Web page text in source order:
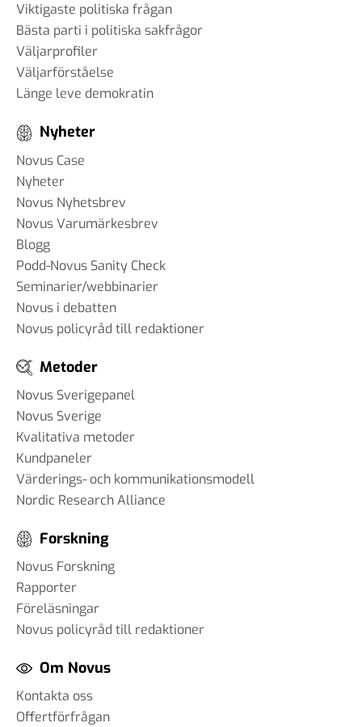
Viktigaste politiska frågan
Bästa parti i politiska sakfrågor
Väljarprofiler
Väljarförståelse
Länge leve demokratin
Nyheter
Novus Case
Nyheter
Novus Nyhetsbrev
Novus Varumärkesbrev
Blogg
Podd-Novus Sanity Check
Seminarier/webbinarier
Novus i debatten
Novus policyråd till redaktioner
Metoder
Novus Sverigepanel
Novus Sverige
Kvalitativa metoder
Kundpaneler
Värderings- och kommunikationsmodell
Nordic Research Alliance
Forskning
Novus Forskning
Rapporter
Föreläsningar
Novus policyråd till redaktioner
Om Novus
Kontakta oss
Offertförfrågan